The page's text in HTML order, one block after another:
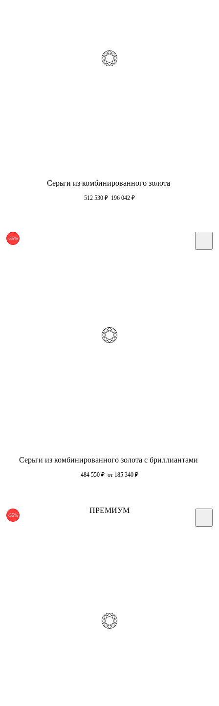
Серьги из комбинированного золота
512 530 ₽ 196 042 ₽
-55%
Серьги из комбинированного золота с бриллиантами
484 550 ₽ от 185 340 ₽
-55%
ПРЕМИУМ